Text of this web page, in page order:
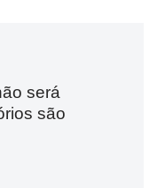
será
são